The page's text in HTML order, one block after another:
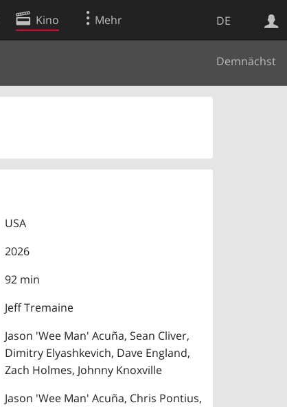
DE
Kino Mehr
Demnächst
USA
2026
92 min
Jeff Tremaine
Jason 'Wee Man' Acuña, Sean Cliver,
Dimitry Elyashkevich, Dave England,
Zach Holmes, Johnny Knoxville
Jason 'Wee Man' Acuña, Chris Pontius,